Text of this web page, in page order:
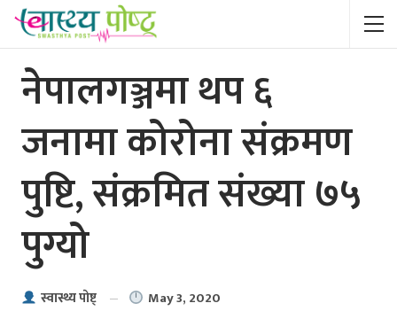
नेपालगञ्जमा थप ६
जनामा कोरोना संक्रमण
पुष्टि, संक्रमित संख्या ७५
पुग्यो
स्वास्थ्य पाेष्ट् May 3, 2020